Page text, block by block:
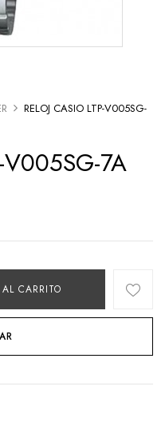
RELOJ CASIO LTP-V005SG-
V005SG-7A
CARRITO